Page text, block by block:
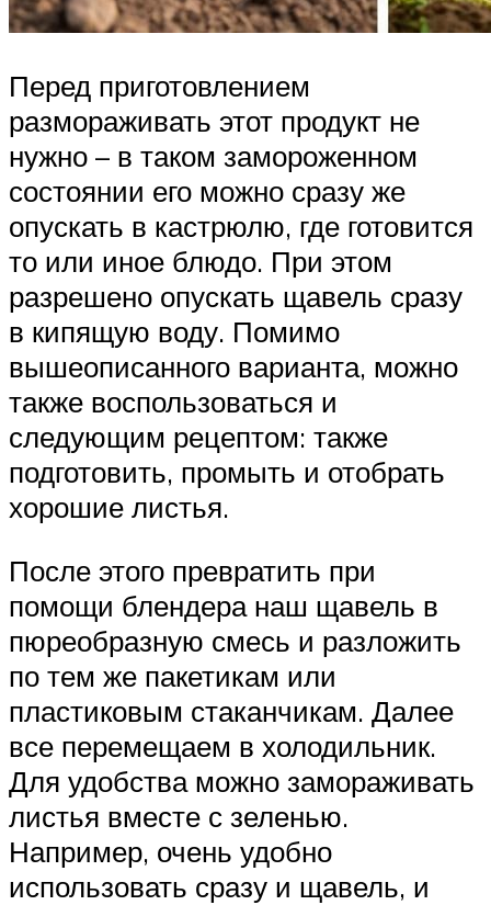
Перед приготовлением
размораживать этот продукт не
нужно – в таком замороженном
состоянии его можно сразу же
опускать в кастрюлю, где готовится
то или иное блюдо. При этом
разрешено опускать щавель сразу
в кипящую воду. Помимо
вышеописанного варианта, можно
также воспользоваться и
следующим рецептом: также
подготовить, промыть и отобрать
хорошие листья.
После этого превратить при
помощи блендера наш щавель в
пюреобразную смесь и разложить
по тем же пакетикам или
пластиковым стаканчикам. Далее
все перемещаем в холодильник.
Для удобства можно замораживать
листья вместе с зеленью.
Например, очень удобно
использовать сразу и щавель, и